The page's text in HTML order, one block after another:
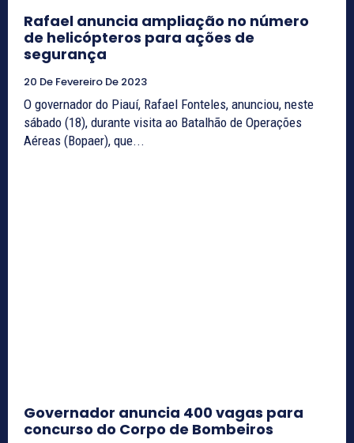
Rafael anuncia ampliação no número
de helicópteros para ações de
segurança
20 De Fevereiro De 2023
O governador do Piauí, Rafael Fonteles, anunciou, neste
sábado (18), durante visita ao Batalhão de Operações
Aéreas (Bopaer), que...
Governador anuncia 400 vagas para
concurso do Corpo de Bombeiros